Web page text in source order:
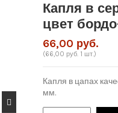
Капля в
цвет
66,00 руб.
(66,00 руб. 1 шт.)
Капля в цапах
мм.